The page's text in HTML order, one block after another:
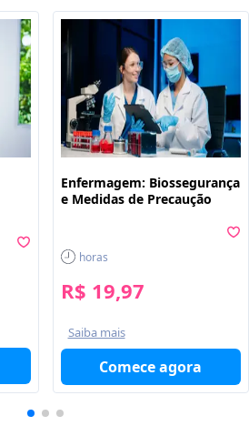
Enfermagem: Biossegurança
e Medidas de Precaução
horas
R$ 19,97
Saiba mais
Comece agora